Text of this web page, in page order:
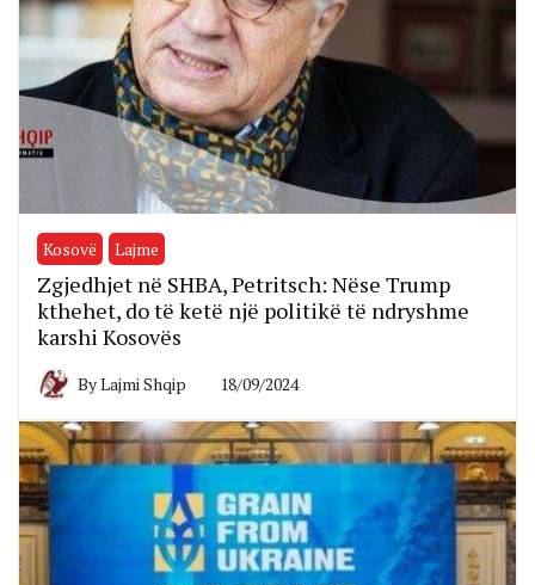
Kosovë Lajme
Zgjedhjet në SHBA, Petritsch: Nëse Trump
kthehet, do të ketë një politikë të ndryshme
karshi Kosovës
ByLajmi Shqip 18/09/2024